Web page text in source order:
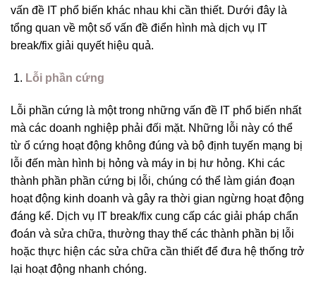
vấn đề IT phổ biến khác nhau khi cần thiết. Dưới đây là
tổng quan về một số vấn đề điển hình mà dịch vụ IT
break/fix giải quyết hiệu quả.
Lỗi phần cứng
Lỗi phần cứng là một trong những vấn đề IT phổ biến nhất
mà các doanh nghiệp phải đối mặt. Những lỗi này có thể
từ ổ cứng hoạt động không đúng và bộ định tuyến mạng bị
lỗi đến màn hình bị hỏng và máy in bị hư hỏng. Khi các
thành phần phần cứng bị lỗi, chúng có thể làm gián đoạn
hoạt động kinh doanh và gây ra thời gian ngừng hoạt động
đáng kể. Dịch vụ IT break/fix cung cấp các giải pháp chẩn
đoán và sửa chữa, thường thay thế các thành phần bị lỗi
hoặc thực hiện các sửa chữa cần thiết để đưa hệ thống trở
lại hoạt động nhanh chóng.